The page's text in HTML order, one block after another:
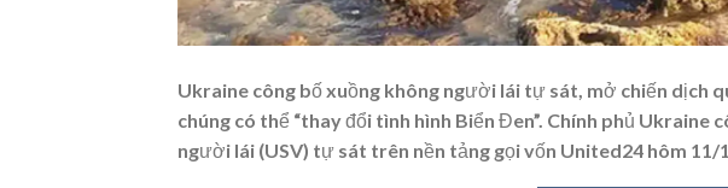
Ukraine công bố xuồng không người lái tự sát, mở chiến dịch
chúng có thể “thay đổi tình hình Biển Đen”. Chính phủ Ukraine
người lái (USV) tự sát trên nền tảng gọi vốn United24 hôm 11/